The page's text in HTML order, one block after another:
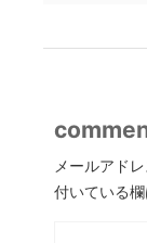
メールアド
付いている